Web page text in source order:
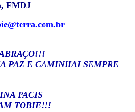
FMDJ
PAZ E CAMINHAI SEMPRE
PACIS
TOBIE!!!